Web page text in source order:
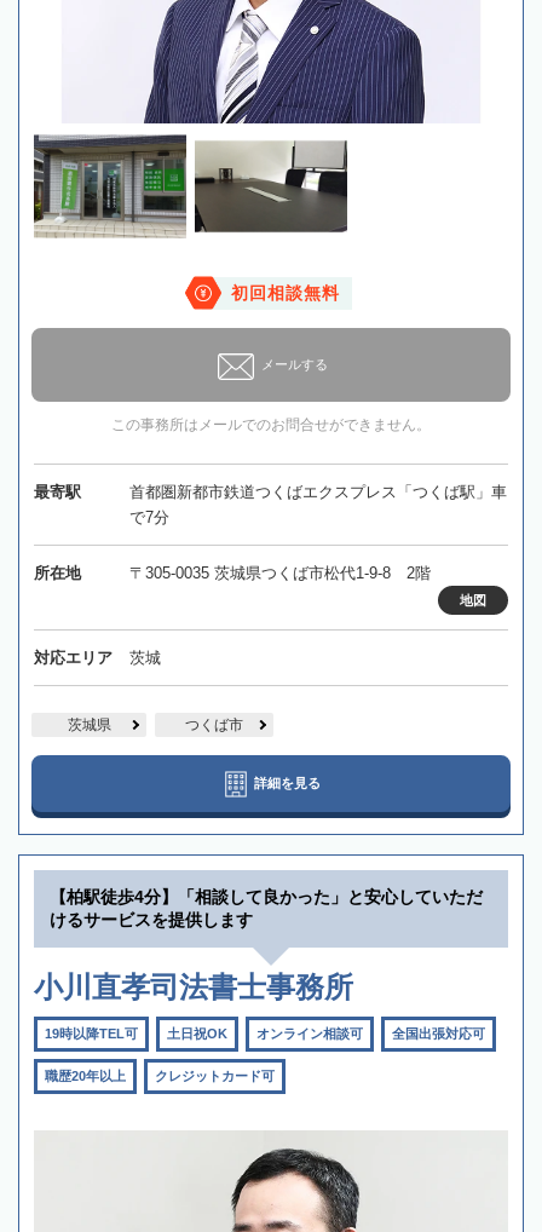
初回相談無料
メールする
この事務所はメールでのお問合せができません。
最寄駅
首都圏新都市鉄道つくばエクスプレス「つくば駅」車
で7分
所在地 〒305-0035 茨城県つくば市松代1-9-8 2階
地図
対応エリア 茨城
茨城県 つくば市
詳細を見る
【柏駅徒歩4分】「相談して良かった」と安心していただ
けるサービスを提供します
小川直孝司法書士事務所
19時以降TEL可 土日祝OK オンライン相談可 全国出張対応可
職歴20年以上 クレジットカード可